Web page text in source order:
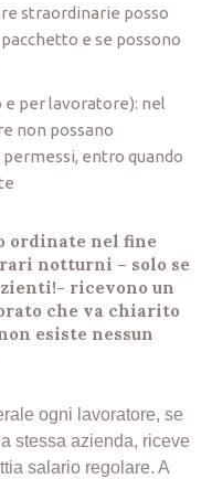
straordinarie posso
e se possono
per lavoratore): nel
non possano
entro quando
ordinate nel fine
notturni – solo se
ricevono un
che va chiarito
esiste nessun
ogni lavoratore, se
stessa azienda, riceve
salario regolare. A